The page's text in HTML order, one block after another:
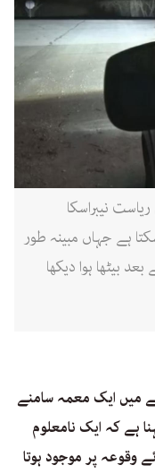
نیبراسکا
جا سکتا ہے جہاں مبینہ طور
بیٹھا ہوا دیکھا
میں ایک معمہ سامنے
ہے کہ ایک نامعلوم
پر موجود ہوتا